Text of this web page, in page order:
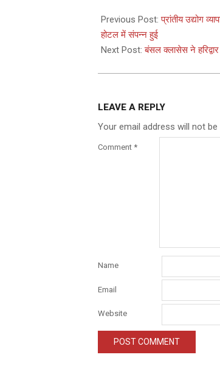
03-
01
Previous Post:प्रांतीय उद्योग
होटल में संपन्न हुई
Next Post:बंसल क्लासेस ने
LEAVE A REPLY
Your email address will not be
Comment *
Name
Email
Website